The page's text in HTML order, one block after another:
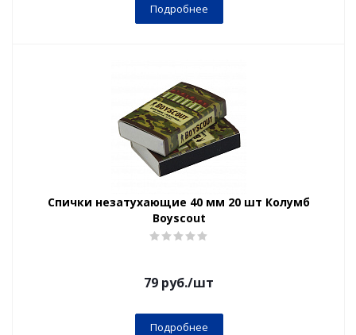
Подробнее
Спички незатухающие 40 мм 20 шт Колумб
Boyscout
79 руб./шт
Подробнее